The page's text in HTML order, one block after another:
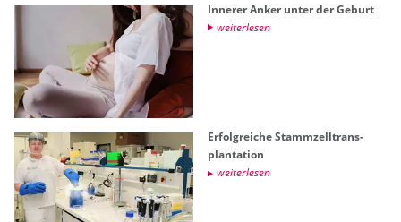
In­ne­rer Anker unter der Ge­burt
wei­ter­le­sen
Er­folg­rei­che Stamm­zell­trans­
plan­ta­ti­on
wei­ter­le­sen